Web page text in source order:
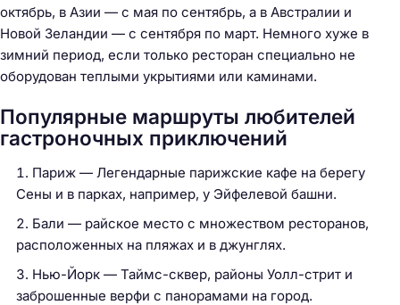
октябрь, в Азии — с мая по сентябрь, а в Австралии и
Новой Зеландии — с сентября по март. Немного хуже в
зимний период, если только ресторан специально не
оборудован теплыми укрытиями или каминами.
Популярные маршруты любителей
гастроночных приключений
Париж — Легендарные парижские кафе на берегу
Сены и в парках, например, у Эйфелевой башни.
Бали — райское место с множеством ресторанов,
расположенных на пляжах и в джунглях.
Нью-Йорк — Таймс-сквер, районы Уолл-стрит и
заброшенные верфи с панорамами на город.